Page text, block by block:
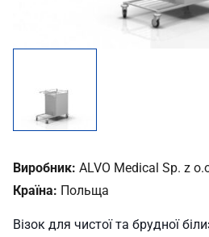
Виробник: ALVO Medical Sp. z
Країна: Польща
Візок для чистої та брудної